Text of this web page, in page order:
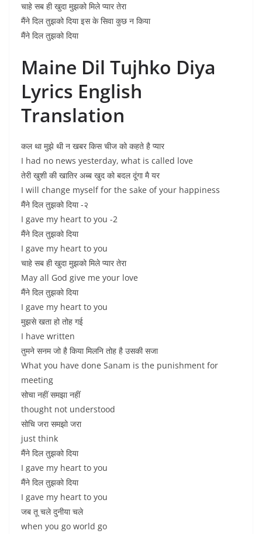
चाहे सब ही खुदा मुझको मिले प्यार तेरा
मैंने दिल तुझको दिया इस के सिवा कुछ न किया
मैंने दिल तुझको दिया
Maine Dil Tujhko Diya
Lyrics English
Translation
कल था मुझे थी न खबर किस चीज को कहते है प्यार
I had no news yesterday, what is called love
तेरी खुशी की खातिर अब्ब खुद को बदल दूंगा मै यर
I will change myself for the sake of your happiness
मैंने दिल तुझको दिया -२
I gave my heart to you -2
मैंने दिल तुझको दिया
I gave my heart to you
चाहे सब ही खुदा मुझको मिले प्यार तेरा
May all God give me your love
मैंने दिल तुझको दिया
I gave my heart to you
मुझसे खता हो तोह गई
I have written
तुमने सनम जो है किया मिलनि तोह है उसकी सजा
What you have done Sanam is the punishment for
meeting
सोचा नहीं समझा नहीं
thought not understood
सोचि जरा समझो जरा
just think
मैंने दिल तुझको दिया
I gave my heart to you
मैंने दिल तुझको दिया
I gave my heart to you
जब तू चले दुनीया चले
when you go world go